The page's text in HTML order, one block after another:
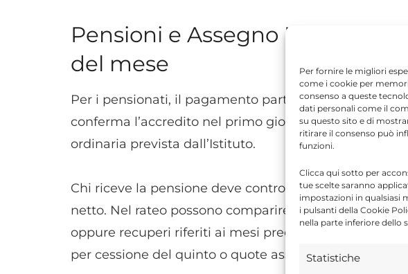
Per fornire le migliori
come i cookie per
consenso a queste
dati personali come il
su questo sito e di
ritirare il consenso può
funzioni.
Clicca qui sotto per
tue scelte saranno
impostazioni in qualsiasi
i pulsanti della Cookie
nella parte inferiore dello
Statistiche
Pensioni e Assegno Unico: le
del mese
Per i pensionati, il pagamento parte lunedì 1° giugno
conferma l’accredito nel primo giorno bancabile del
ordinaria prevista dall’Istituto.
Chi riceve la pensione deve controllare anche
netto. Nel rateo possono comparire trattenute fiscali,
oppure recuperi riferiti ai mesi precedenti. Restano
per cessione del quinto o quote associative.